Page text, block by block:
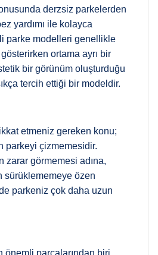
derzsiz parkelerden
yardımı ile kolayca
parke modelleri genellikle
ortama ayrı bir
bir görünüm oluşturduğu
tercih ettiği bir modeldir.
etmeniz gereken konu;
parkeyi çizmemesidir.
zarar görmemesi adına,
sürüklememeye özen
parkeniz çok daha uzun
önemli parçalarından biri